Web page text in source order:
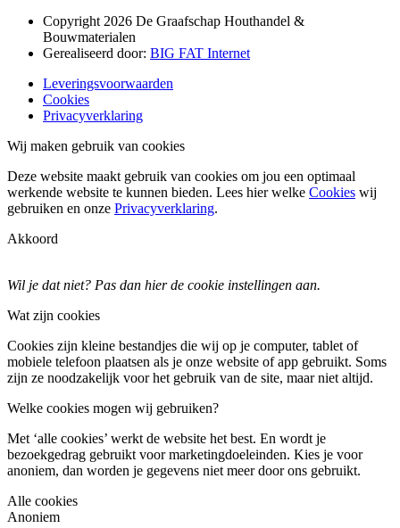
Copyright 2026 De Graafschap Houthandel &
Bouwmaterialen
Gerealiseerd door: BIG FAT Internet
Leveringsvoorwaarden
Cookies
Privacyverklaring
Wij maken gebruik van cookies
Deze website maakt gebruik van cookies om jou een optimaal
werkende website te kunnen bieden. Lees hier welke Cookies wij
gebruiken en onze Privacyverklaring.
Akkoord
Wil je dat niet? Pas dan hierde cookie instellingen aan.
Wat zijn cookies
Cookies zijn kleine bestandjes die wij op je computer, tablet of
mobiele telefoon plaatsen als je onze website of app gebruikt. Soms
zijn ze noodzakelijk voor het gebruik van de site, maar niet altijd.
Welke cookies mogen wij gebruiken?
Met ‘alle cookies’ werkt de website het best. En wordt je
bezoekgedrag gebruikt voor marketingdoeleinden. Kies je voor
anoniem, dan worden je gegevens niet meer door ons gebruikt.
Alle cookies
Anoniem